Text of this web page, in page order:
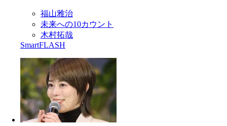
福山雅治
未来への10カウント
木村拓哉
SmartFLASH